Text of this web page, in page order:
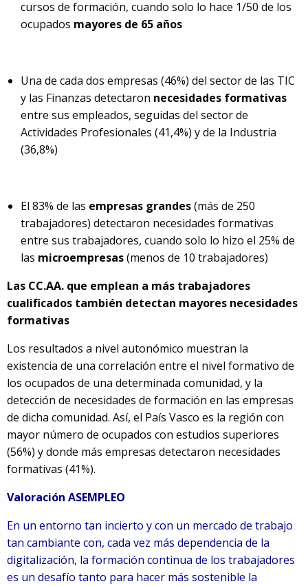
cursos de formación, cuando solo lo hace 1/50 de los
ocupados mayores de 65 años
Una de cada dos empresas (46%) del sector de las TIC
y las Finanzas detectaron necesidades formativas
entre sus empleados, seguidas del sector de
Actividades Profesionales (41,4%) y de la Industria
(36,8%)
El 83% de las empresas grandes(más de 250
trabajadores) detectaron necesidades formativas
entre sus trabajadores, cuando solo lo hizo el 25% de
las microempresas(menos de 10 trabajadores)
Las CC.AA. que emplean a más trabajadores
cualificados también detectan mayores necesidades
formativas
Los resultados a nivel autonómico muestran la
existencia de una correlación entre el nivel formativo de
los ocupados de una determinada comunidad, y la
detección de necesidades de formación en las empresas
de dicha comunidad. Así, el País Vasco es la región con
mayor número de ocupados con estudios superiores
(56%) y donde más empresas detectaron necesidades
formativas (41%).
Valoración ASEMPLEO
En un entorno tan incierto y con un mercado de trabajo
tan cambiante con, cada vez más dependencia de la
digitalización, la formación continua de los trabajadores
es un desafío tanto para hacer más sostenible la